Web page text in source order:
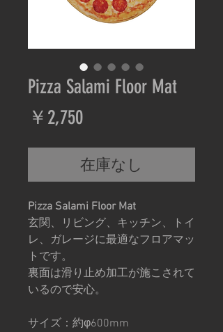
Pizza Salami Floor Mat
￥2,750価
格
在庫なし
Pizza Salami Floor Mat
玄関、リビング、キッチン、トイ
レ、ガレージに最適なフロアマッ
トです。
裏面は滑り止め加工が施こされて
いるので安心。
サイズ：約φ600mm